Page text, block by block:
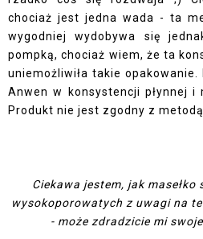
chociaż jest jedna wada - ta
wygodniej wydobywa się
pompką, chociaż wiem, że ta
uniemożliwiła takie
Anwen w konsystencji płynnej i
Produkt nie jest zgodny z
Ciekawa jestem, jak masełko
wysokoporowatych z uwagi na
- może zdradzicie mi